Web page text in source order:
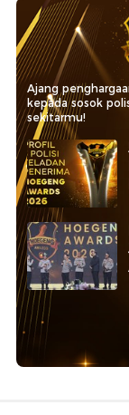
Ajang
kepada sosok
sekitarmu!